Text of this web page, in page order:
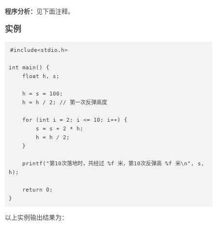
程序分析： 见下面注释。
实例
#include<stdio.h>
int main() {
h);
}
以上实例输出结果为：